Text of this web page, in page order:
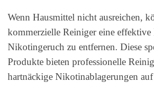
Wenn Hausmittel nicht ausreichen,
kommerzielle Reiniger eine
Nikotingeruch zu entfernen. Diese
Produkte bieten professionelle
hartnäckige Nikotinablagerungen auf